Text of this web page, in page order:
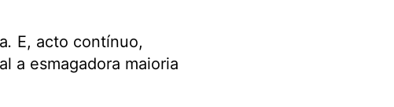
. E, acto contínuo,
a esmagadora maioria